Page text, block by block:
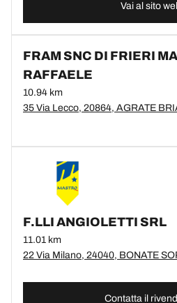
Vai al sito
FRAM SNC DI FRIERI
RAFFAELE
10.94 km
35 Via Lecco, 20864, AGRATE
F.LLI ANGIOLETTI SRL
11.01 km
22 Via Milano, 24040, BONATE
Contatta il